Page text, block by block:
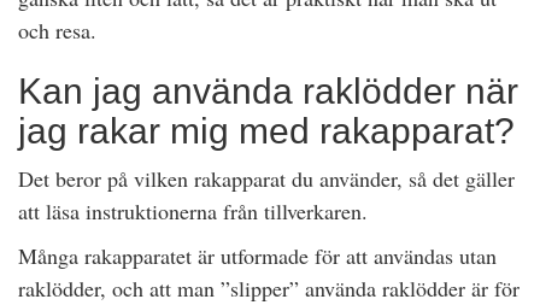
och resa.
Kan jag använda raklödder när
jag rakar mig med rakapparat?
Det beror på vilken rakapparat du använder, så det gäller
att läsa instruktionerna från tillverkaren.
Många rakapparatet är utformade för att användas utan
raklödder, och att man ”slipper” använda raklödder är för